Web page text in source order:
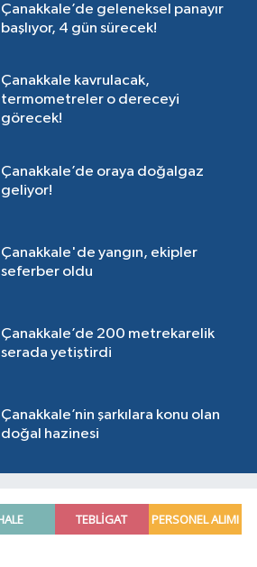
Çanakkale’de geleneksel panayır
başlıyor, 4 gün sürecek!
Çanakkale kavrulacak,
termometreler o dereceyi
görecek!
Çanakkale’de oraya doğalgaz
geliyor!
Çanakkale'de yangın, ekipler
seferber oldu
Çanakkale’de 200 metrekarelik
serada yetiştirdi
Çanakkale’nin şarkılara konu olan
doğal hazinesi